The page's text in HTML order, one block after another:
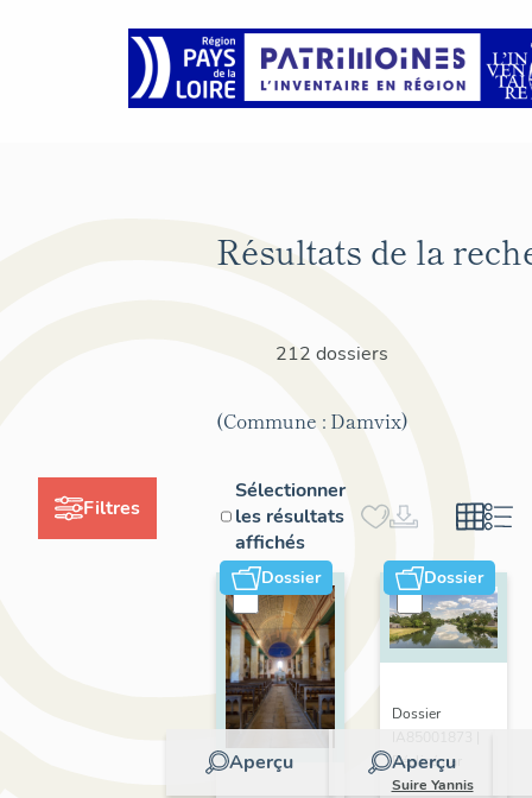
Filtres
Résultats de la
212 dossiers
(Commune : Damvix)
Sélectionner
les résultats
affichés
Dossier
Aperçu
Dossier
Aperçu
Dossier
Réalisé par
Suire Yannis